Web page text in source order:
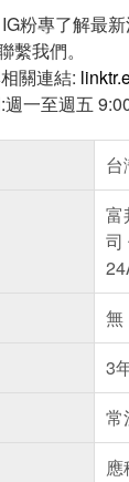
粉專了解最
繫我們。
關連結:
一至週五
台
富
司
無
3
常
應